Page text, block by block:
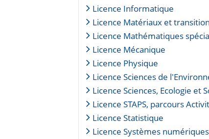
Licence Informatique
Licence Matériaux et
Licence Mathématiques
Licence Mécanique
Licence Physique
Licence Sciences de
Licence Sciences, Ecologie et
Licence STAPS, parcours
Licence Statistique
Licence Systèmes